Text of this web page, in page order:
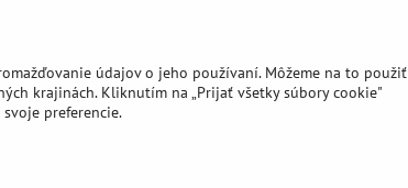
údajov o jeho používaní. Môžeme na to použiť
krajinách. Kliknutím na „Prijať všetky súbory cookie"
preferencie.